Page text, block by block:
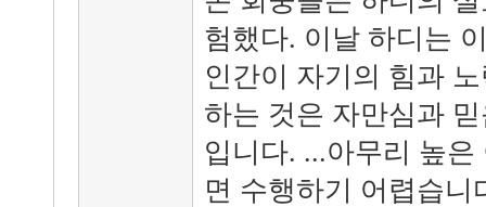
험했다. 이날 하디는
인간이 자기의 힘과
하는 것은 자만심과
입니다. ...아무리 높
면 수행하기 어렵습